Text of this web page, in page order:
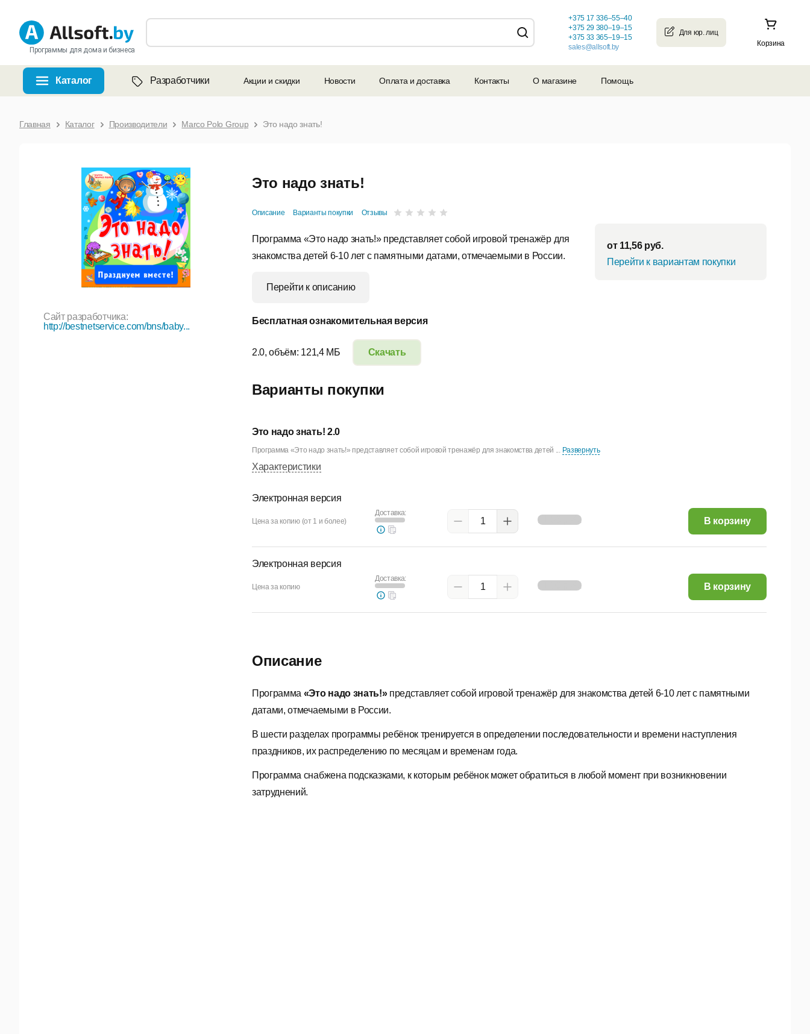
Программы для дома и бизнеса
Корзина
+375 17 336–55–40
+375 29 380–19–15
+375 33 365–19–15
sales@allsoft.by
Каталог Разработчики Акции и скидки Новости Оплата и доставка Контакты О магазине Помощь
Главная Каталог Производители Marco Polo Group Это надо знать!
Это надо знать!
Описание Варианты покупки Отзывы
Сайт разработчика:
http://bestnetservice.com/bns/baby...
Программа «Это надо знать!» представляет собой игровой тренажёр для
знакомства детей 6-10 лет с памятными датами, отмечаемыми в России.
Перейти к описанию
от 11,56руб.
Перейти к вариантам покупки
Бесплатная ознакомительная версия
Скачать
2.0, объём: 121,4 МБ
Описание
Программа «Это надо знать!»представляет собой игровой тренажёр для знакомства детей 6-10 лет с памятными
датами, отмечаемыми в России.
В шести разделах программы ребёнок тренируется в определении последовательности и времени наступления
праздников, их распределению по месяцам и временам года.
Программа снабжена подсказками, к которым ребёнок может обратиться в любой момент при возникновении
затруднений.
Варианты покупки
Это надо знать! 2.0
Программа «Это надо знать!» представляет собой игровой тренажёр для знакомства детей ... Развернуть
Характеристики
Электронная версия
Цена за копию (от 1 и более)
Доставка:
11,56 руб. В корзину
Электронная версия
Цена за копию
Доставка:
11,56 руб. В корзину